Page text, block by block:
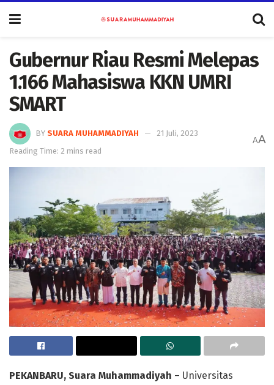
Gubernur Riau Resmi Melepas
1.166 Mahasiswa KKN UMRI
SMART
BY SUARA MUHAMMADIYAH
21 Juli, 2023
Reading Time: 2 mins read
AA
PEKANBARU, Suara Muhammadiyah – Universitas